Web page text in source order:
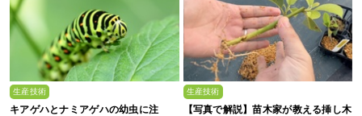
生産技術
キアゲハとナミアゲハの幼虫に注
生産技術
【写真で解説】苗木家が教える挿し木